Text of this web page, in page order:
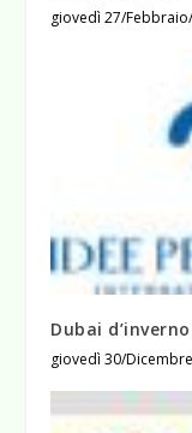
giovedì 27/
Dubai
giovedì 30/